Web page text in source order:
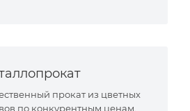
прокат из цветных
по конкурентным ценам.